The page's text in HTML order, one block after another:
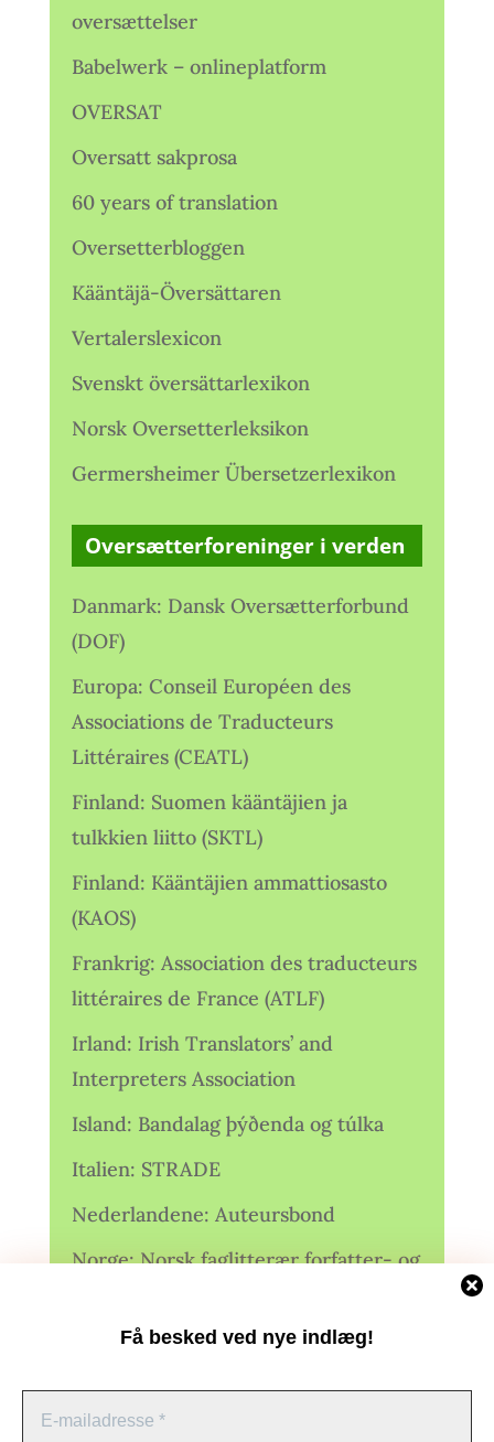
Få besked ved nye indlæg!
oversættelser
Babelwerk – onlineplatform
OVERSAT
Oversatt sakprosa
60 years of translation
Oversetterbloggen
Kääntäjä-Översättaren
Vertalerslexicon
Svenskt översättarlexikon
Norsk Oversetterleksikon
Germersheimer Übersetzerlexikon
Oversætterforeninger i verden
Danmark: Dansk Oversætterforbund
(DOF)
Europa: Conseil Européen des
Associations de Traducteurs
Littéraires (CEATL)
Finland: Suomen kääntäjien ja
tulkkien liitto (SKTL)
Finland: Kääntäjien ammattiosasto
(KAOS)
Frankrig: Association des traducteurs
littéraires de France (ATLF)
Irland: Irish Translators’ and
Interpreters Association
Island: Bandalag þýðenda og túlka
Italien: STRADE
Nederlandene: Auteursbond
Norge: Norsk faglitterær forfatter- og
Norge: Norsk Oversetterforening
Polen: Stowarzyszenie Tłumaczy
Literatury